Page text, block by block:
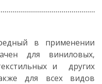
в применении
для виниловых,
и других
для всех видов